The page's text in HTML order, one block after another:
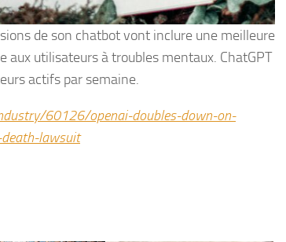
de son chatbot vont inclure une meilleure
aux utilisateurs à troubles mentaux. ChatGPT
actifs par semaine.
60126/openai-doubles-down-on-
lawsuit